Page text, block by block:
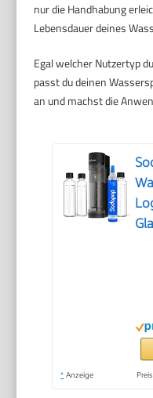
nur die Handhabung
Lebensdauer deines
Egal welcher Nutzertyp
passt du deinen
an und machst die
* Anzeige